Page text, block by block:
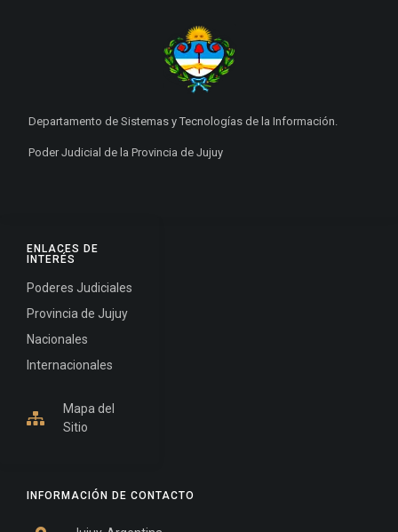
INFORMACIÓN DE CONTACTO
ENLACES DE
INTERÉS
Poderes Judiciales
Provincia de Jujuy
Nacionales
Internacionales
Mapa del
Sitio
Departamento de Sistemas y Tecnologías de la Información.
Poder Judicial de la Provincia de Jujuy